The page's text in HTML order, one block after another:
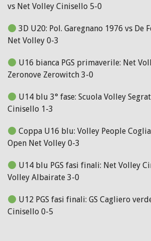
vs Net Volley Cinisello 5-0
3D U20: Pol. Garegnano 1976 vs De
Net Volley 0-3
U16 bianca PGS primaverile: Net
Zeronove Zerowitch 3-0
U14 blu 3° fase: Scuola Volley
Cinisello 1-3
Coppa U16 blu: Volley People
Open Net Volley 0-3
U14 blu PGS fasi finali: Net Volley
Volley Albairate 3-0
U12 PGS fasi finali: GS Cagliero
Cinisello 0-5